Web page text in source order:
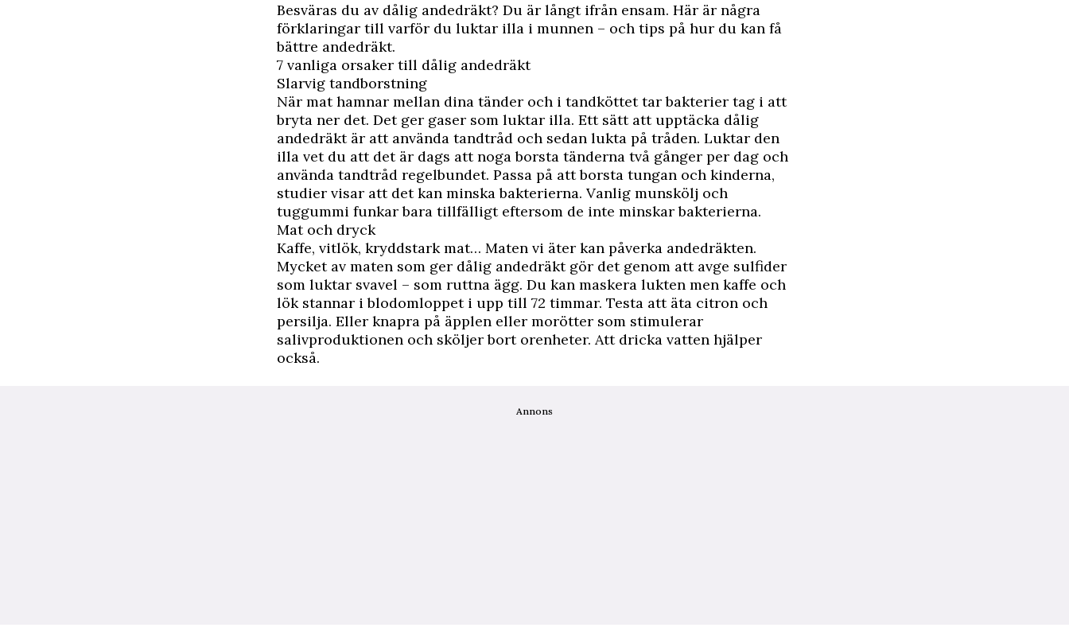
Besväras du av dålig andedräkt? Du är långt ifrån ensam. Här är några
förklaringar till varför du luktar illa i munnen – och tips på hur du kan få
bättre andedräkt.
7 vanliga orsaker till dålig andedräkt
Slarvig tandborstning
När mat hamnar mellan dina tänder och i tandköttet tar bakterier tag i att
bryta ner det. Det ger gaser som luktar illa. Ett sätt att upptäcka dålig
andedräkt är att använda tandtråd och sedan lukta på tråden. Luktar den
illa vet du att det är dags att noga borsta tänderna två gånger per dag och
använda tandtråd regelbundet. Passa på att borsta tungan och kinderna,
studier visar att det kan minska bakterierna. Vanlig munskölj och
tuggummi funkar bara tillfälligt eftersom de inte minskar bakterierna.
Mat och dryck
Kaffe, vitlök, kryddstark mat… Maten vi äter kan påverka andedräkten.
Mycket av maten som ger dålig andedräkt gör det genom att avge sulfider
som luktar svavel – som ruttna ägg. Du kan maskera lukten men kaffe och
lök stannar i blodomloppet i upp till 72 timmar. Testa att äta citron och
persilja. Eller knapra på äpplen eller morötter som stimulerar
salivproduktionen och sköljer bort orenheter. Att dricka vatten hjälper
också.
Annons